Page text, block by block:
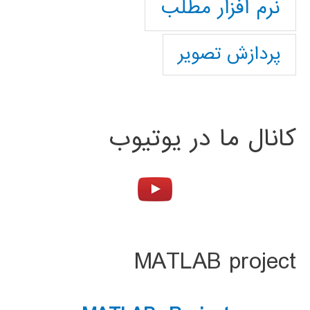
نرم افزار مطلب
پردازش تصویر
کانال ما در یوتیوب
MATLAB project